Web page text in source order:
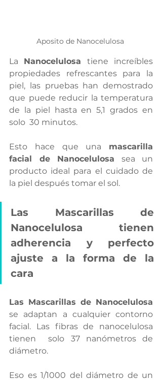
Aposito de Nanocelulosa
La Nanocelulosa tiene increíbles
propiedades refrescantes para la
piel, las pruebas han demostrado
que puede reducir la temperatura
de la piel hasta en 5,1 grados en
solo  30 minutos.
Esto hace que una mascarilla
facial de Nanocelulosa sea un
producto ideal para el cuidado de
la piel después tomar el sol.
Las Mascarillas de
Nanocelulosa tienen
adherencia y perfecto
ajuste a la forma de la
cara
Las Mascarillas de Nanocelulosa
se adaptan a cualquier contorno
facial. Las fibras de nanocelulosa
tienen  solo 37 nanómetros de
diámetro.
Eso es 1/1000 del diámetro de un